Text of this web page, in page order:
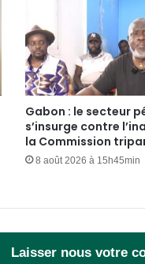
Gabon : le secteur
s’insurge contre
la Commission
8 août 2026 à 15h45min
Laisser nous votre